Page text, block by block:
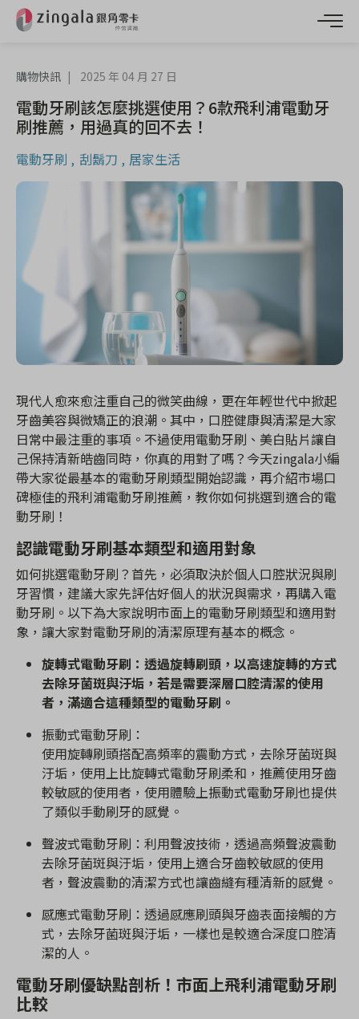
購物快訊 2025 年 04 月 27 日
電動牙刷該怎麼挑選使用？6款飛利浦電動牙
刷推薦，用過真的回不去！
電動牙刷 刮鬍刀 居家生活
現代人愈來愈注重自己的微笑曲線，更在年輕世代中掀起
牙齒美容與微矯正的浪潮。其中，口腔健康與清潔是大家
日常中最注重的事項。不過使用電動牙刷、美白貼片讓自
己保持清新皓齒同時，你真的用對了嗎？今天zingala小編
帶大家從最基本的電動牙刷類型開始認識，再介紹市場口
碑極佳的飛利浦電動牙刷推薦，教你如何挑選到適合的電
動牙刷！
認識電動牙刷基本類型和適用對象
如何挑選電動牙刷？首先，必須取決於個人口腔狀況與刷
牙習慣，建議大家先評估好個人的狀況與需求，再購入電
動牙刷。以下為大家說明市面上的電動牙刷類型和適用對
象，讓大家對電動牙刷的清潔原理有基本的概念。
旋轉式電動牙刷：透過旋轉刷頭，以高速旋轉的方式
去除牙菌斑與汙垢，若是需要深層口腔清潔的使用
者，滿適合這種類型的電動牙刷。
振動式電動牙刷：
使用旋轉刷頭搭配高頻率的震動方式，去除牙菌斑與
汙垢，使用上比旋轉式電動牙刷柔和，推薦使用牙齒
較敏感的使用者，使用體驗上振動式電動牙刷也提供
了類似手動刷牙的感覺。
聲波式電動牙刷：利用聲波技術，透過高頻聲波震動
去除牙菌斑與汙垢，使用上適合牙齒較敏感的使用
者，聲波震動的清潔方式也讓齒縫有種清新的感覺。
感應式電動牙刷：透過感應刷頭與牙齒表面接觸的方
式，去除牙菌斑與汙垢，一樣也是較適合深度口腔清
潔的人。
電動牙刷優缺點剖析！市面上飛利浦電動牙刷
比較